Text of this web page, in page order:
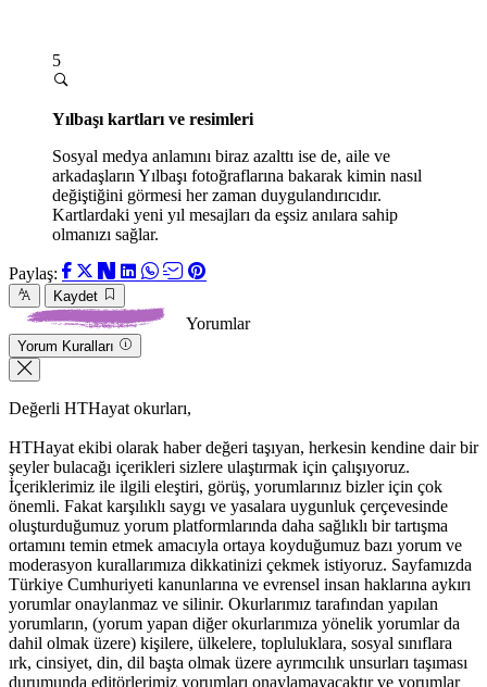
5
Yılbaşı kartları ve resimleri
Sosyal medya anlamını biraz azalttı ise de, aile ve
arkadaşların Yılbaşı fotoğraflarına bakarak kimin nasıl
değiştiğini görmesi her zaman duygulandırıcıdır.
Kartlardaki yeni yıl mesajları da eşsiz anılara sahip
olmanızı sağlar.
Paylaş:
Kaydet
Yorumlar
Yorum Kuralları
Değerli HTHayat okurları,
HTHayat ekibi olarak haber değeri taşıyan, herkesin kendine dair bir
şeyler bulacağı içerikleri sizlere ulaştırmak için çalışıyoruz.
İçeriklerimiz ile ilgili eleştiri, görüş, yorumlarınız bizler için çok
önemli. Fakat karşılıklı saygı ve yasalara uygunluk çerçevesinde
oluşturduğumuz yorum platformlarında daha sağlıklı bir tartışma
ortamını temin etmek amacıyla ortaya koyduğumuz bazı yorum ve
moderasyon kurallarımıza dikkatinizi çekmek istiyoruz. Sayfamızda
Türkiye Cumhuriyeti kanunlarına ve evrensel insan haklarına aykırı
yorumlar onaylanmaz ve silinir. Okurlarımız tarafından yapılan
yorumların, (yorum yapan diğer okurlarımıza yönelik yorumlar da
dahil olmak üzere) kişilere, ülkelere, topluluklara, sosyal sınıflara
ırk, cinsiyet, din, dil başta olmak üzere ayrımcılık unsurları taşıması
durumunda editörlerimiz yorumları onaylamayacaktır ve yorumlar